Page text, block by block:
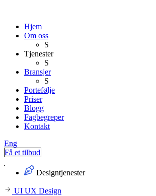
Hjem
Om oss
S
Tjenester
S
Bransjer
S
Portefølje
Priser
Blogg
Fagbegreper
Kontakt
Eng
Få et tilbud
Designtjenester
UI UX Design